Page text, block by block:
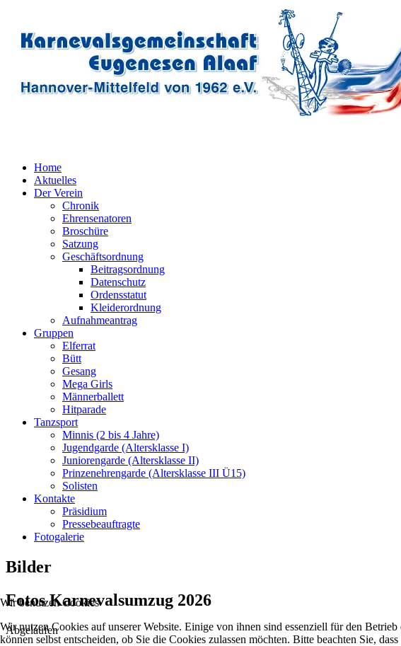
Home
Aktuelles
Der Verein
Chronik
Ehrensenatoren
Broschüre
Satzung
Geschäftsordnung
Beitragsordnung
Datenschutz
Ordensstatut
Kleiderordnung
Aufnahmeantrag
Gruppen
Elferrat
Bütt
Gesang
Mega Girls
Männerballett
Hitparade
Tanzsport
Minnis (2 bis 4 Jahre)
Jugendgarde (Altersklasse I)
Juniorengarde (Altersklasse II)
Prinzenehrengarde (Altersklasse III Ü15)
Solisten
Kontakte
Präsidium
Pressebeauftragte
Fotogalerie
Bilder
Fotos Karnevalsumzug 2026
Abgelaufen
Wir benutzen Cookies
Wir nutzen Cookies auf unserer Website. Einige von ihnen sind essenziell für den
können selbst entscheiden, ob Sie die Cookies zulassen möchten. Bitte beachten Sie,